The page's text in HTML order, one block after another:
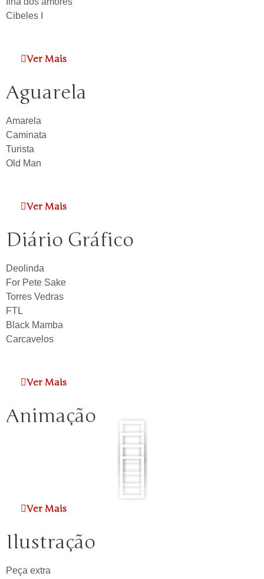
Cibeles I
Ver Mais
Aguarela
Amarela
Caminata
Turista
Old Man
Ver Mais
Diário Gráfico
Deolinda
For Pete Sake
Torres Vedras
FTL
Black Mamba
Carcavelos
Ver Mais
Animação
Ver Mais
Ilustração
Peça extra